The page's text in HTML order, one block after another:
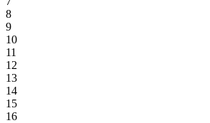
8
9
10
11
12
13
14
15
16